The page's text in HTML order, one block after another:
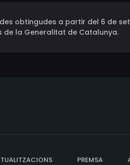
obtingudes a partir del 6 de
de la Generalitat de Catalunya.
PREMSA